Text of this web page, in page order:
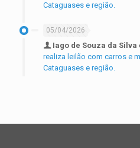
Cataguases e região.
05/04/2026
Iago de Souza da Silva
realiza leilão com carros e
Cataguases e região.